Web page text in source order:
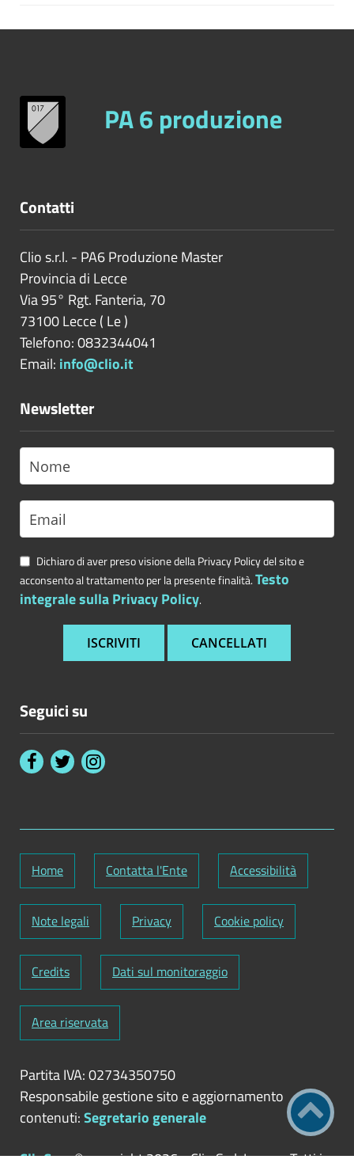
PA 6 produzione
Contatti
Clio s.r.l. - PA6 Produzione Master
Provincia di Lecce
Via 95° Rgt. Fanteria, 70
73100Lecce( Le)
Telefono: 0832344041
Email: info@clio.it
Newsletter
Dichiaro di aver preso visione della Privacy Policy del sito e
acconsento al trattamento per la presente finalità.Testo
integrale sulla Privacy Policy.
Seguici su
Home Contatta l'Ente Accessibilità
Note legali Privacy Cookie policy
Credits Dati sul monitoraggio
Area riservata
Partita IVA: 02734350750
Responsabile gestione sito e aggiornamento
contenuti:Segretario generale
ClioCom© copyright 2026 - Clio S.r.l. Lecce - Tutti i